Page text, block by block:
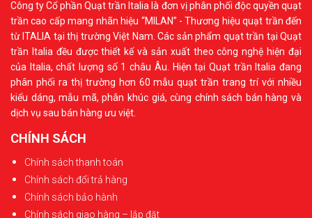
Công ty Cổ phần Quạt trần Italia là đơn vị phân phối độc quyền quạt
trần cao cấp mang nhãn hiệu “MILAN” - Thương hiệu quạt trần đến
từ ITALIA tại thị trường Việt Nam. Các sản phẩm quạt trần tại Quạt
trần Italia đều được thiết kế và sản xuất theo công nghệ hiện đại
của Italia, chất lượng số 1 châu Âu. Hiện tại Quạt trần Italia đang
phân phối ra thị trường hơn 60 mẫu quạt trần trang trí với nhiều
kiểu dáng, mẫu mã, phân khúc giá, cùng chính sách bán hàng và
dịch vụ sau bán hàng ưu việt.
CHÍNH SÁCH
Chính sách thanh toán
Chính sách đổi trả hàng
Chính sách bảo hành
Chính sách giao hàng – lắp đặt